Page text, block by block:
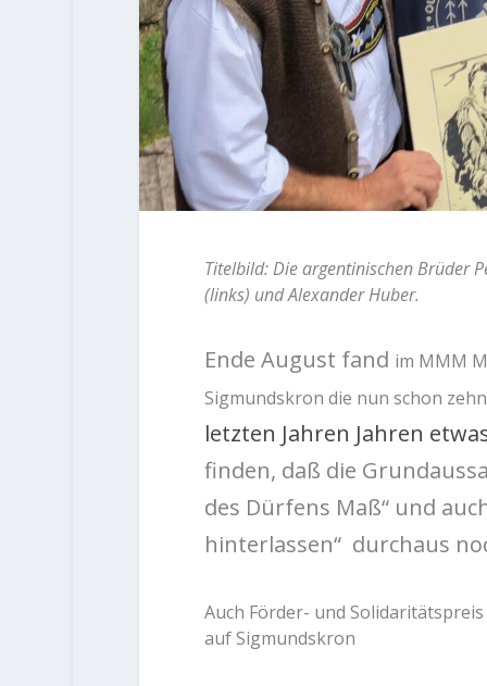
Titelbild: Die argentinischen Brüder
(links) und Alexander Huber.
Ende August fand im MMM
Sigmundskron die nun schon
letzten Jahren Jahren
finden, daß die
des Dürfens Maß“ und
hinterlassen“ durchaus
Auch Förder- und
auf Sigmundskron